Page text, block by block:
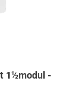
1½modul -